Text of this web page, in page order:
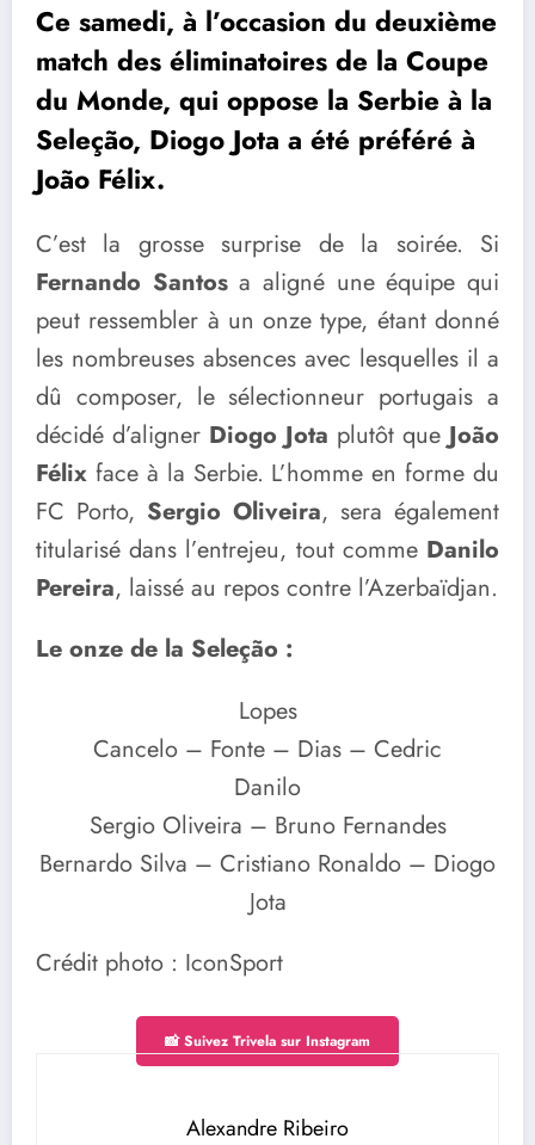
Ce samedi, à l’occasion du deuxième
match des éliminatoires de la Coupe
du Monde, qui oppose la Serbie à la
Seleção, Diogo Jota a été préféré à
João Félix.
C’est la grosse surprise de la soirée. Si
Fernando Santosa aligné une équipe qui
peut ressembler à un onze type, étant donné
les nombreuses absences avec lesquelles il a
dû composer, le sélectionneur portugais a
décidé d’aligner Diogo Jota plutôt queJoão
Félix face à la Serbie. L’homme en forme du
FC Porto, Sergio Oliveira, sera également
titularisé dans l’entrejeu, tout comme Danilo
Pereira, laissé au repos contre l’Azerbaïdjan.
Le onze de la Seleção :
Lopes
Cancelo – Fonte – Dias – Cedric
Danilo
Sergio Oliveira – Bruno Fernandes
Bernardo Silva – Cristiano Ronaldo – Diogo
Jota
Crédit photo : IconSport
📸 Suivez Trivela sur Instagram
Alexandre Ribeiro